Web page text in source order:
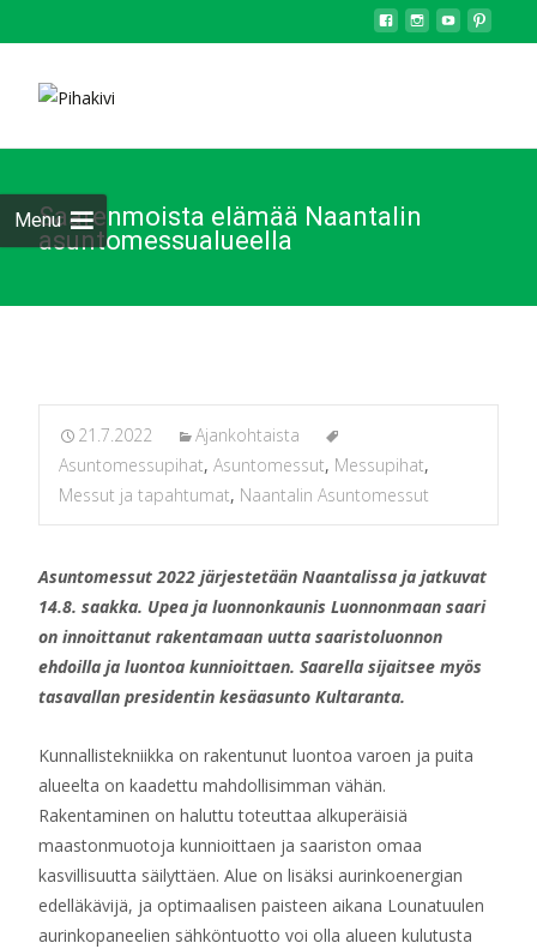
MenuSaarenmoista elämää Naantalin
asuntomessualueella
21.7.2022
Ajankohtaista
Asuntomessupihat, Asuntomessut, Messupihat,
Messut ja tapahtumat, Naantalin Asuntomessut
Asuntomessut 2022 järjestetään Naantalissa ja jatkuvat
14.8. saakka. Upea ja luonnonkaunis Luonnonmaan saari
on innoittanut rakentamaan uutta saaristoluonnon
ehdoilla ja luontoa kunnioittaen. Saarella sijaitsee myös
tasavallan presidentin kesäasunto Kultaranta.
Kunnallistekniikka on rakentunut luontoa varoen ja puita
alueelta on kaadettu mahdollisimman vähän.
Rakentaminen on haluttu toteuttaa alkuperäisiä
maastonmuotoja kunnioittaen ja saariston omaa
kasvillisuutta säilyttäen. Alue on lisäksi aurinkoenergian
edelläkävijä, ja optimaalisen paisteen aikana Lounatuulen
aurinkopaneelien sähköntuotto voi olla alueen kulutusta